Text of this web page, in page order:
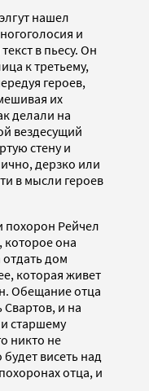
нашел
и
в пьесу. Он
к третьему,
героев,
их
делали на
вездесущий
стену и
дерзко или
в мысли героев
похорон Рейчел
которое она
дом
которая живет
Обещание отца
и на
старшему
никто не
висеть над
отца, и